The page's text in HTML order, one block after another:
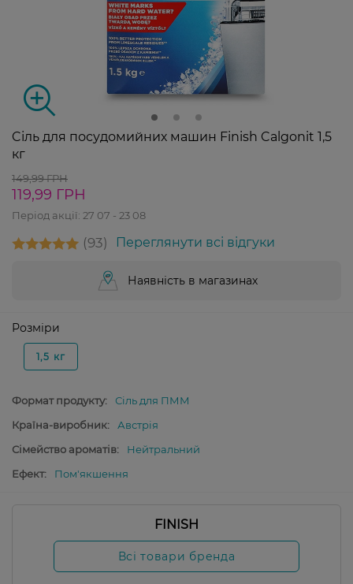
Cіль для посудомийних машин Finish Calgonit 1,5
кг
149,99 ГРН
119,99 ГРН
Період акції: 27 07 - 23 08
93 Переглянути всі відгуки
Наявність в магазинах
Розміри
1,5 кг
Формат продукту:
Сіль для ПММ
Країна-виробник:
Австрія
Сімейство ароматів:
Нейтральний
Ефект:
Пом'якшення
FINISH
Всі товари бренда